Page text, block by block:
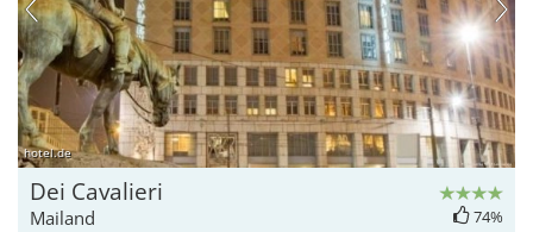
hotel.de
Dei Cavalieri
Mailand 74%